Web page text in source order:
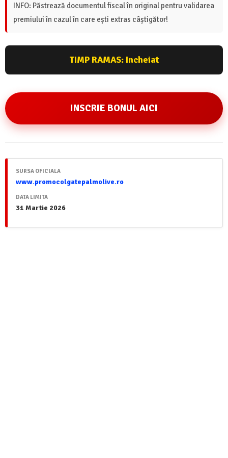
INFO: Păstrează documentul fiscal în original pentru validarea
premiului în cazul în care ești extras câștigător!
TIMP RAMAS: Incheiat
INSCRIE BONUL AICI
SURSA OFICIALA
www.promocolgatepalmolive.ro
DATA LIMITA
31 Martie 2026